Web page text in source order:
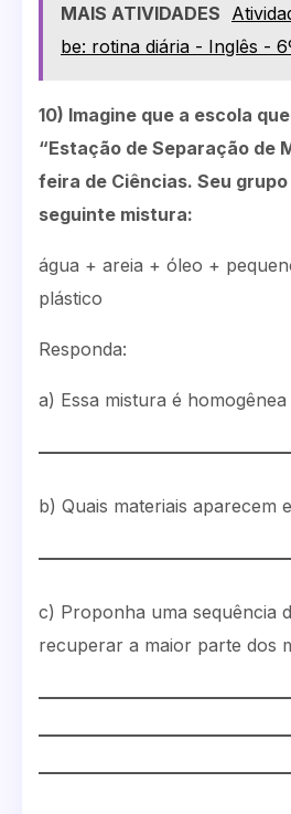
MAIS ATIVIDADES
be: rotina diária - Inglês -
10) Imagine que a escola
“Estação de Separação de
feira de Ciências. Seu
seguinte mistura:
água + areia + óleo +
plástico
Responda:
a) Essa mistura é
b) Quais materiais aparecem
c) Proponha uma sequência
recuperar a maior parte dos